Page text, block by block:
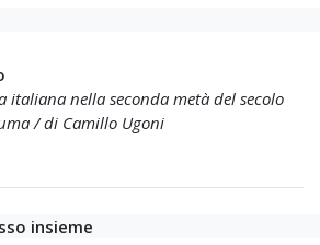
italiana nella seconda metà del secolo
/ di Camillo Ugoni
insieme